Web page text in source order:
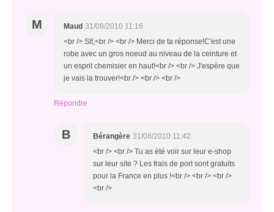
M Maud 31/08/2010 11:16
<br /> Slt,<br /> <br /> Merci de ta réponse!C'est une
robe avec un gros noeud au niveau de la ceinture et
un esprit chemisier en haut!<br /> <br /> J'espère que
je vais la trouver!<br /> <br /> <br />
Répondre
B Bérangère 31/08/2010 11:42
<br /> <br /> Tu as été voir sur leur e-shop
sur leur site ? Les frais de port sont gratuits
pour la France en plus !<br /> <br /> <br />
<br />